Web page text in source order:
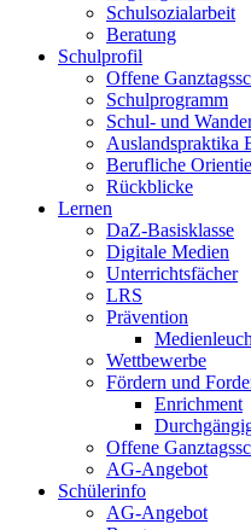
Schulsozialarbeit
Beratung
Schulprofil
Offene
Schulprogramm
Schul- und
Auslandspraktika
Berufliche
Rückblicke
Lernen
DaZ-Basisklasse
Digitale Medien
Unterrichtsfächer
LRS
Prävention
Wettbewerbe
Fördern und
Enrichment
Offene
AG-Angebot
Schülerinfo
AG-Angebot